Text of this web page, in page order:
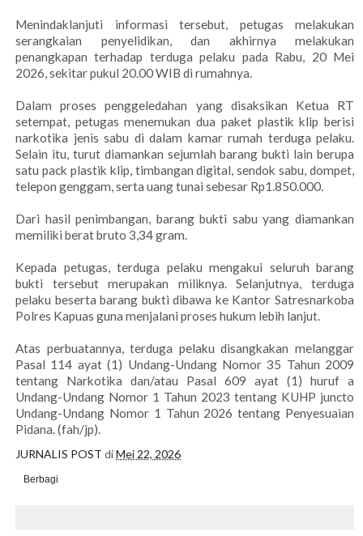
Menindaklanjuti informasi tersebut, petugas melakukan
serangkaian penyelidikan, dan akhirnya melakukan
penangkapan terhadap terduga pelaku pada Rabu, 20 Mei
2026, sekitar pukul 20.00 WIB di rumahnya.
Dalam proses penggeledahan yang disaksikan Ketua RT
setempat, petugas menemukan dua paket plastik klip berisi
narkotika jenis sabu di dalam kamar rumah terduga pelaku.
Selain itu, turut diamankan sejumlah barang bukti lain berupa
satu pack plastik klip, timbangan digital, sendok sabu, dompet,
telepon genggam, serta uang tunai sebesar Rp1.850.000.
Dari hasil penimbangan, barang bukti sabu yang diamankan
memiliki berat bruto 3,34 gram.
Kepada petugas, terduga pelaku mengakui seluruh barang
bukti tersebut merupakan miliknya. Selanjutnya, terduga
pelaku beserta barang bukti dibawa ke Kantor Satresnarkoba
Polres Kapuas guna menjalani proses hukum lebih lanjut.
Atas perbuatannya, terduga pelaku disangkakan melanggar
Pasal 114 ayat (1) Undang-Undang Nomor 35 Tahun 2009
tentang Narkotika dan/atau Pasal 609 ayat (1) huruf a
Undang-Undang Nomor 1 Tahun 2023 tentang KUHP juncto
Undang-Undang Nomor 1 Tahun 2026 tentang Penyesuaian
Pidana. (fah/jp).
JURNALIS POST diMei 22, 2026
Berbagi